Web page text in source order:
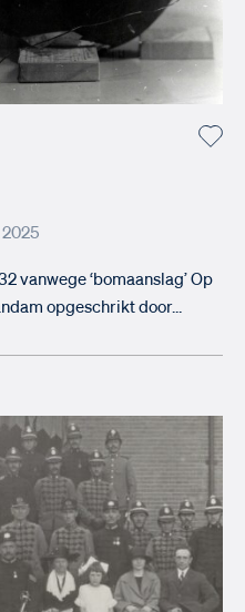
2025
vanwege ‘bomaanslag’ Op
opgeschrikt door…